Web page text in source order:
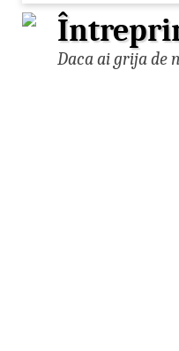
Daca ai grija de